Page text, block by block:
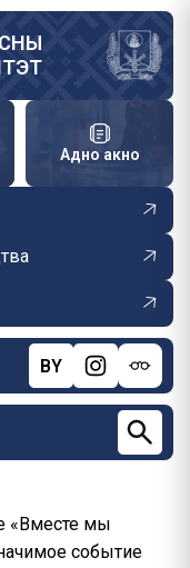
Адно акно
BY
«Вместе мы
событие